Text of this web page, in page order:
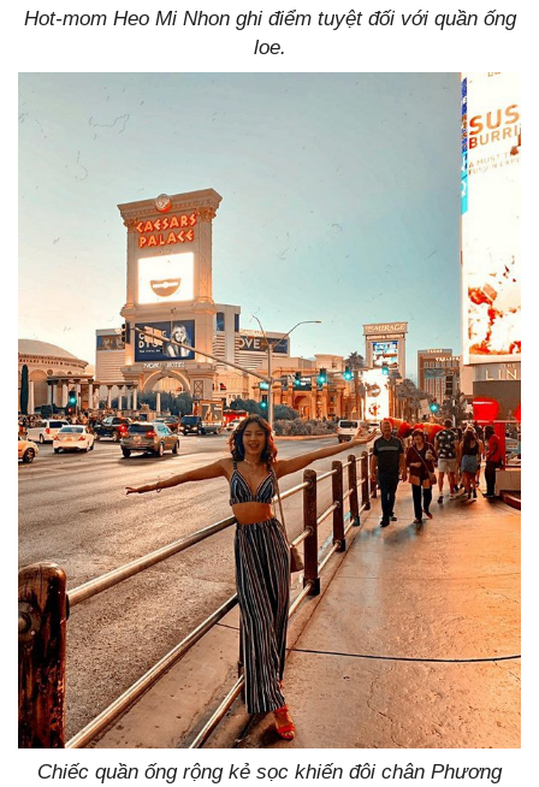
Hot-mom Heo Mi Nhon ghi điểm tuyệt đối với quần ống
loe.
Chiếc quần ống rộng kẻ sọc khiến đôi chân Phương